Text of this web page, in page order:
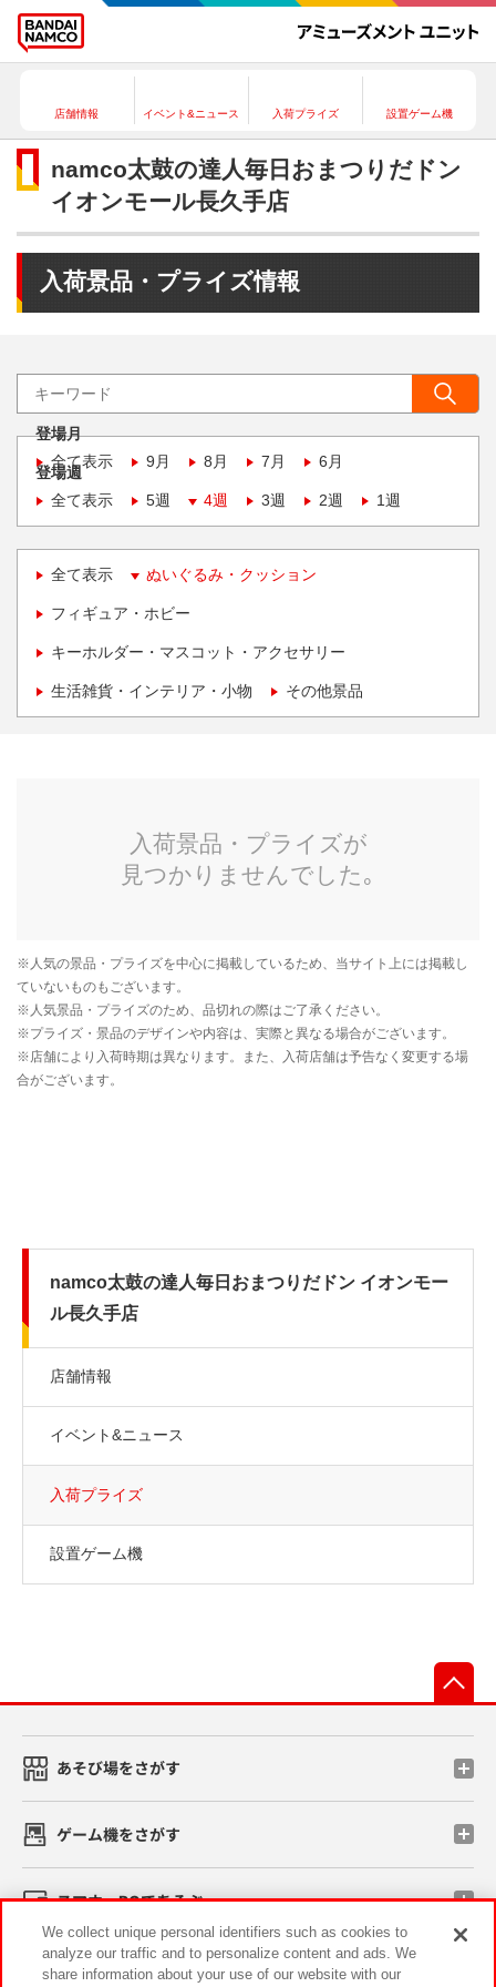
店舗情報 イベント&ニュース 入荷プライズ 設置ゲーム機
namco太鼓の達人毎日おまつりだドン
イオンモール長久手店
入荷景品・プライズ情報
登場月
全て表示
9月 8月 7月 6月
登場週
全て表示
5週 4週 3週 2週 1週
全て表示 ぬいぐるみ・クッション
フィギュア・ホビー
キーホルダー・マスコット・アクセサリー
生活雑貨・インテリア・小物 その他景品
namco太鼓の達人毎日おまつりだドン イオンモー
ル長久手店
店舗情報
イベント&ニュース
入荷プライズ
設置ゲーム機
あそび場をさがす
ゲーム機をさがす
スマホ・PCであそぶ
イベント・キャンペーン
We collect unique personal identifiers such as cookies to
analyze our traffic and to personalize content and ads. We
share information about your use of our website with our